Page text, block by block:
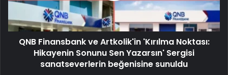
QNB Finansbank ve Artkolik'in 'Kırılma Noktası:
Hikayenin Sonunu Sen Yazarsın' Sergisi
sanatseverlerin beğenisine sunuldu